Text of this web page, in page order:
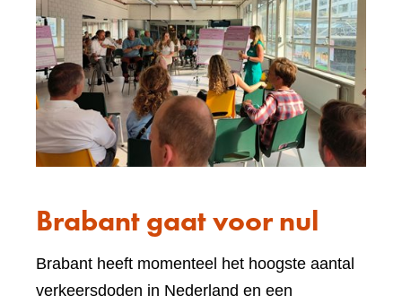
Brabant gaat voor nul
Brabant heeft momenteel het hoogste aantal
verkeersdoden in Nederland en een